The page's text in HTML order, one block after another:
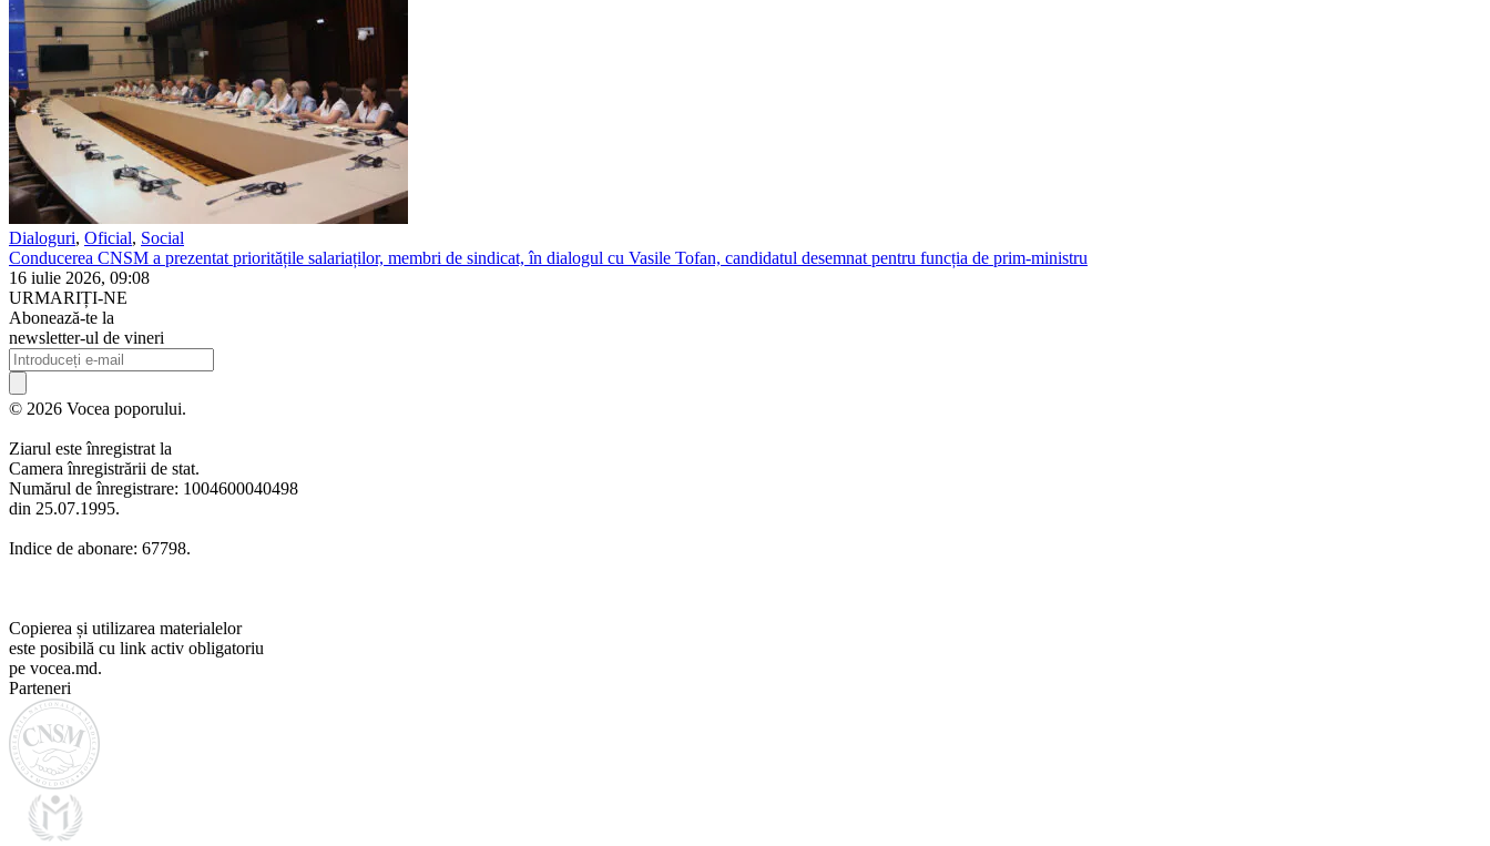
Dialoguri, Oficial, Social
Conducerea CNSM a prezentat prioritățile salariaților, membri de sindicat, în dialogul cu Vasile Tofan, candidatul desemnat pentru funcția de prim-ministru
16 iulie 2026, 09:08
URMARIȚI-NE
Abonează-te la
newsletter-ul de vineri
© 2026 Vocea poporului.
Ziarul este înregistrat la
Camera înregistrării de stat.
Numărul de înregistrare: 1004600040498
din 25.07.1995.
Indice de abonare: 67798.
Copierea și utilizarea materialelor
este posibilă cu link activ obligatoriu
pe vocea.md.
Parteneri